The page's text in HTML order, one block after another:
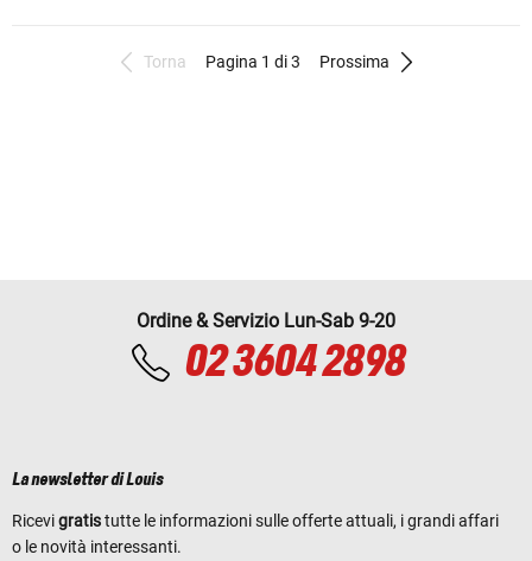
Torna Pagina 1 di 3 Prossima
Ordine & Servizio Lun-Sab 9-20
02 3604 2898
La newsletter di Louis
Ricevigratistutte le informazioni sulle offerte attuali, i grandi affari
o le novità interessanti.